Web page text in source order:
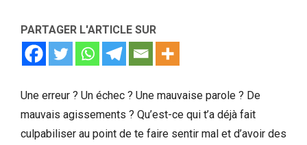
PARTAGER L'ARTICLE SUR
Une erreur ? Un échec ? Une mauvaise parole ? De
mauvais agissements ? Qu’est-ce qui t’a déjà fait
culpabiliser au point de te faire sentir mal et d’avoir des